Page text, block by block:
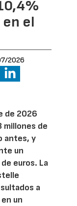
el
2026
de 2026
millones de
antes, y
un
euros. La
a
un